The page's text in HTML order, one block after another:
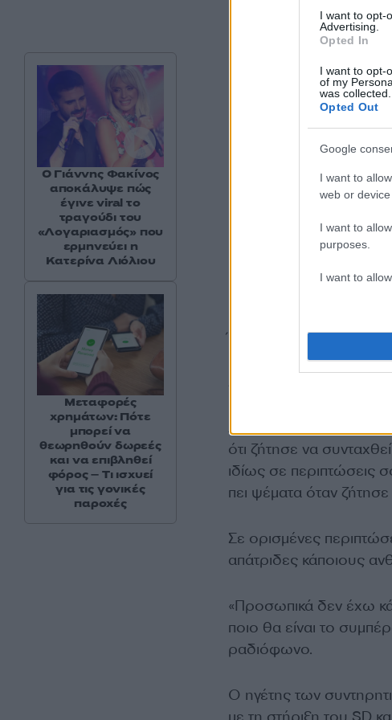
I want to opt-
Advertising.
Opted In
I want to opt-
of my
was collected.
Opted Out
Google
I want to
web or
I want to
purposes.
I want to
Ένας πρώην δικαστής,
υποβάλει την έκθεση
Από την πλευρά του, ο
ότι ζήτησε να
ιδίως σε περιπτώσεις
πει ψέματα όταν
Σε ορισμένες
απάτριδες κάποιους
«Προσωπικά δεν έχω
ποιο θα είναι το
ραδιόφωνο.
Ο ηγέτης των
Ο Γιάννης Φακίνος
αποκάλυψε πώς
έγινε viral το
τραγούδι του
«Λογαριασμός» που
ερμηνεύει η
Κατερίνα Λιόλιου
Μεταφορές
χρημάτων: Πότε
μπορεί να
θεωρηθούν δωρεές
και να επιβληθεί
φόρος – Τι ισχυεί
για τις γονικές
παροχές